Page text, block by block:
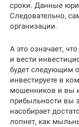
сроки. Данные
Следовательно,
организации.
А это означает,
и вести
будет следующим
инвестируете в
мошенников и вы
прибыльности вы
насобирает
лопнет, как